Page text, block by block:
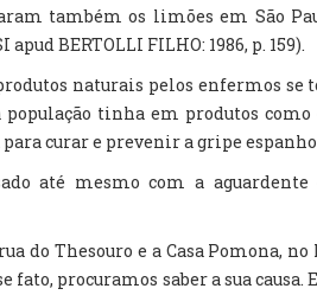
também os limões em São
BERTOLLI FILHO: 1986, p. 159).
naturais pelos enfermos se
população tinha em produtos
curar e prevenir a gripe
até mesmo com a
do Thesouro e a Casa Pomona,
fato, procuramos saber a sua